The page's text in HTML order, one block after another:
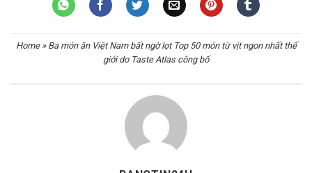
Home» Ba món ăn Việt Nam bất ngờ lọt Top 50 món từ vịt ngon nhất thế
giới do Taste Atlas công bố